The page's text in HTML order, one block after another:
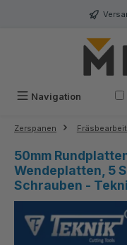
Navigation
Zerspanen
50mm
Wendeplatten, 5
Schrauben -